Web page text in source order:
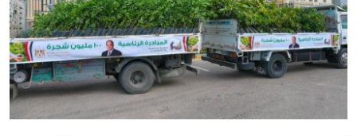
فن وثقافة
علوم وتكنولوجيا